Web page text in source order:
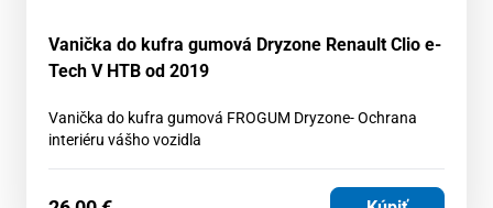
Vanička do kufra gumová Dryzone Renault Clio e-
Tech V HTB od 2019
Vanička do kufra gumová FROGUM Dryzone- Ochrana
interiéru vášho vozidla